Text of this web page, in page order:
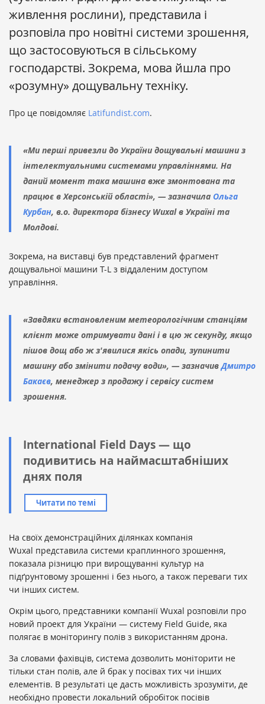
живлення рослини), представила і
розповіла про новітні системи зрошення,
що застосовуються в сільському
господарстві. Зокрема, мова йшла про
«розумну» дощувальну техніку.
Про це повідомляє Latifundist.com.
«Ми перші привезли до України дощувальні машини з
інтелектуальними системами управліннями. На
даний момент така машина вже змонтована та
працює в Херсонській області», — зазначила Ольга
Курбан, в.о. директора бізнесу Wuxal в Україні та
Молдові.
Зокрема, на виставці був представлений фрагмент
дощувальної машини T-L з віддаленим доступом
управління.
«Завдяки встановленим метеорологічним станціям
клієнт може отримувати дані і в цю ж секунду, якщо
пішов дощ або ж з'явилися якісь опади, зупинити
машину або змінити подачу води», — зазначивДмитро
Бакаєв, менеджер з продажу і сервісу систем
зрошення.
International Field Days — що
подивитись на наймасштабніших
днях поля
Читати по темі
На своїх демонстраційних ділянках компанія
Wuxal представила системи краплинного зрошення,
показала різницю при вирощуванні культур на
підґрунтовому зрошенні і без нього, а також переваги тих
чи інших систем.
Окрім цього, представники компанії Wuxal розповіли про
новий проект для України — систему Field Guide, яка
полягає в моніторингу полів з використанням дрона.
За словами фахівців, система дозволить моніторити не
тільки стан полів, але й брак у посівах тих чи інших
елементів. В результаті це дасть можливість зрозуміти, де
необхідно провести локальний обробіток посівів